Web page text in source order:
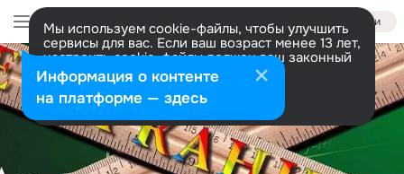
Войти
Мы используем cookie-файлы, чтобы улучшить
сервисы для вас. Если ваш возраст менее 13 лет,
настроить cookie-файлы должен ваш законный
представитель. Больше информации
Разрешить все Настроить
Информация о контенте
на платформе — здесь